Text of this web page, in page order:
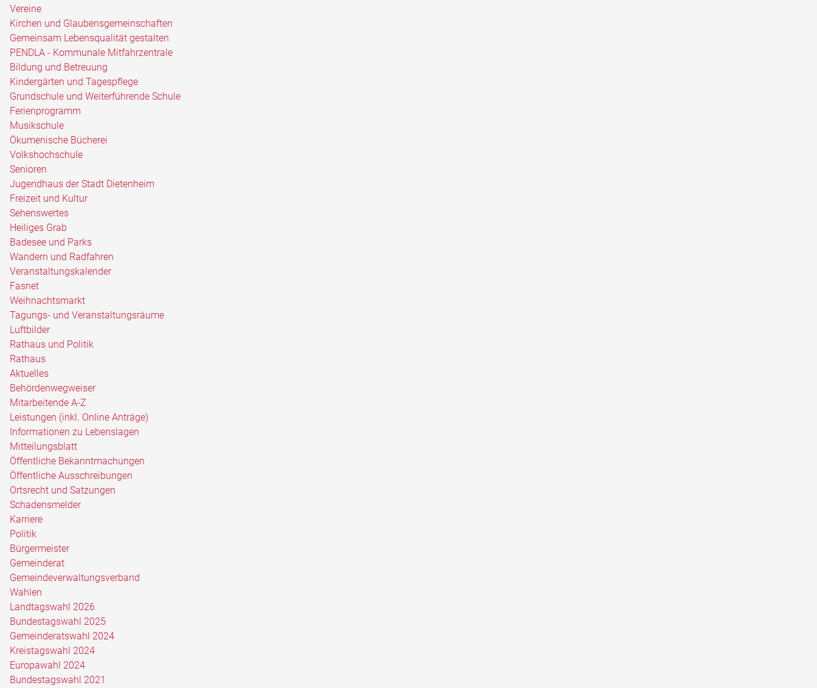
Vereine
Kirchen und Glaubensgemeinschaften
Gemeinsam Lebensqualität gestalten
PENDLA - Kommunale Mitfahrzentrale
Bildung und Betreuung
Kindergärten und Tagespflege
Grundschule und Weiterführende Schule
Ferienprogramm
Musikschule
Ökumenische Bücherei
Volkshochschule
Senioren
Jugendhaus der Stadt Dietenheim
Freizeit und Kultur
Sehenswertes
Heiliges Grab
Badesee und Parks
Wandern und Radfahren
Veranstaltungskalender
Fasnet
Weihnachtsmarkt
Tagungs- und Veranstaltungsräume
Luftbilder
Rathaus und Politik
Rathaus
Aktuelles
Behördenwegweiser
Mitarbeitende A-Z
Leistungen (inkl. Online Anträge)
Informationen zu Lebenslagen
Mitteilungsblatt
Öffentliche Bekanntmachungen
Öffentliche Ausschreibungen
Ortsrecht und Satzungen
Schadensmelder
Karriere
Politik
Bürgermeister
Gemeinderat
Gemeindeverwaltungsverband
Wahlen
Landtagswahl 2026
Bundestagswahl 2025
Gemeinderatswahl 2024
Kreistagswahl 2024
Europawahl 2024
Bundestagswahl 2021